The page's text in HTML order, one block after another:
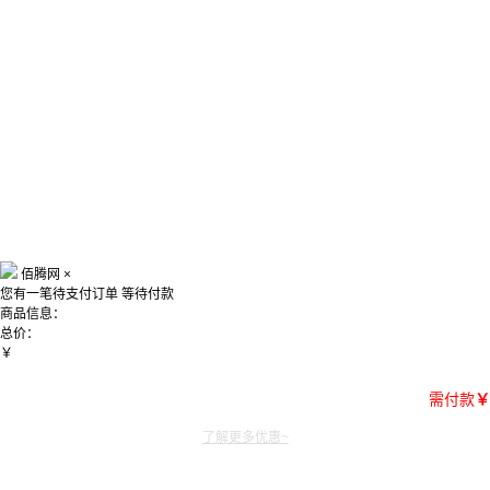
佰腾网 ×
您有一笔待支付订单 等待付款
商品信息：
总价：
￥
需付款￥
了解更多优惠~